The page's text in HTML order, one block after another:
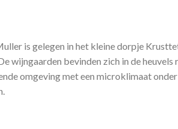
is gelegen in het kleine dorpje
wijngaarden bevinden zich in de heuvels
omgeving met een microklimaat onder